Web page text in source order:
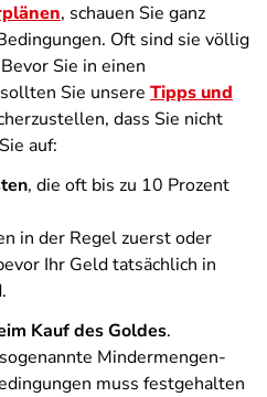
, schauen Sie ganz
Oft sind sie völlig
Sie in einen
Sie unsere Tipps und
dass Sie nicht
auf:
, die oft bis zu 10 Prozent
in der Regel zuerst oder
Ihr Geld tatsächlich in
Kauf des Goldes.
Mindermengen-
muss festgehalten